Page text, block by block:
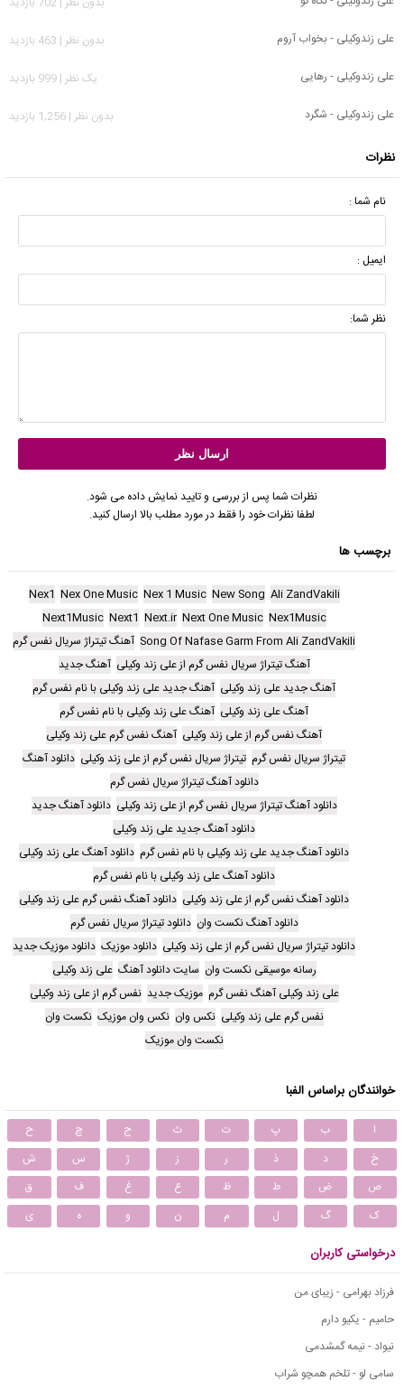
علی زندوکیلی - بخواب آروم
بدون نظر | 463 بازدید
علی زندوکیلی - رهایی
يک نظر | 999 بازدید
علی زندوکیلی - شگرد
بدون نظر | 1,256 بازدید
نظرات
نام شما :
ایمیل :
نظر شما:
نظرات شما پس از بررسی و تایید نمایش داده می شود.
لطفا نظرات خود را فقط در مورد مطلب بالا ارسال کنید.
برچسب ها
Ali ZandVakili
New Song
Nex 1 Music
Nex One Music
Nex1
Nex1Music
Next One Music
Next.ir
Next1
Next1Music
Song Of Nafase Garm From Ali ZandVakili آهنگ تیتراژ سریال نفس گرم
آهنگ تیتراژ سریال نفس گرم از علی زند وکیلی آهنگ جدید
آهنگ جدید علی زند وکیلی آهنگ جدید علی زند وکیلی با نام نفس گرم
آهنگ علی زند وکیلی آهنگ علی زند وکیلی با نام نفس گرم
آهنگ نفس گرم از علی زند وکیلی آهنگ نفس گرم علی زند وکیلی
تیتراژ سریال نفس گرم تیتراژ سریال نفس گرم از علی زند وکیلی دانلود آهنگ
دانلود آهنگ تیتراژ سریال نفس گرم
دانلود آهنگ تیتراژ سریال نفس گرم از علی زند وکیلی دانلود آهنگ جدید
دانلود آهنگ جدید علی زند وکیلی
دانلود آهنگ جدید علی زند وکیلی با نام نفس گرم دانلود آهنگ علی زند وکیلی
دانلود آهنگ علی زند وکیلی با نام نفس گرم
دانلود آهنگ نفس گرم از علی زند وکیلی دانلود آهنگ نفس گرم علی زند وکیلی
دانلود آهنگ نکست وان دانلود تیتراژ سریال نفس گرم
دانلود تیتراژ سریال نفس گرم از علی زند وکیلی دانلود موزیک دانلود موزیک جدید
رسانه موسیقی نکست وان سایت دانلود آهنگ علی زند وکیلی
علی زند وکیلی آهنگ نفس گرم موزیک جدید نفس گرم از علی زند وکیلی
نفس گرم علی زند وکیلی نکس وان نکس وان موزیک نکست وان
نکست وان موزیک
خوانندگان براساس الفبا
ا ب پ ت ث ج چ
ح
خ
د ذ ر ز ژ س
ش
ص
ض ط ظ ع غ ف
ق
ک
گ ل م ن و ه ی
درخواستی کاربران
فرزاد بهرامی - زیبای من
حامیم - یکیو دارم
نیواد - نیمه گمشدمی
سامی لو - تلخم همچو شراب